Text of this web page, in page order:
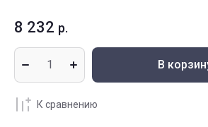
8 232 р.
В
К сравнению